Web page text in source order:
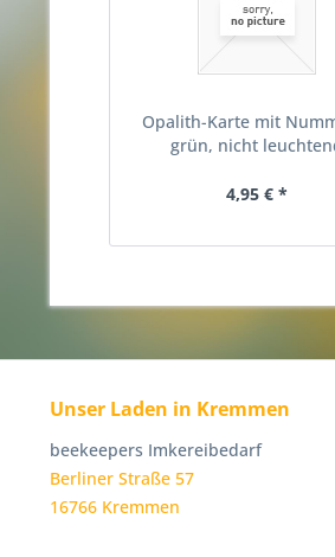
Opalith-Karte mit
grün, nicht
4,95 € *
Unser Laden in Kremmen
beekeepers Imkereibedarf
Berliner Straße 57
16766 Kremmen